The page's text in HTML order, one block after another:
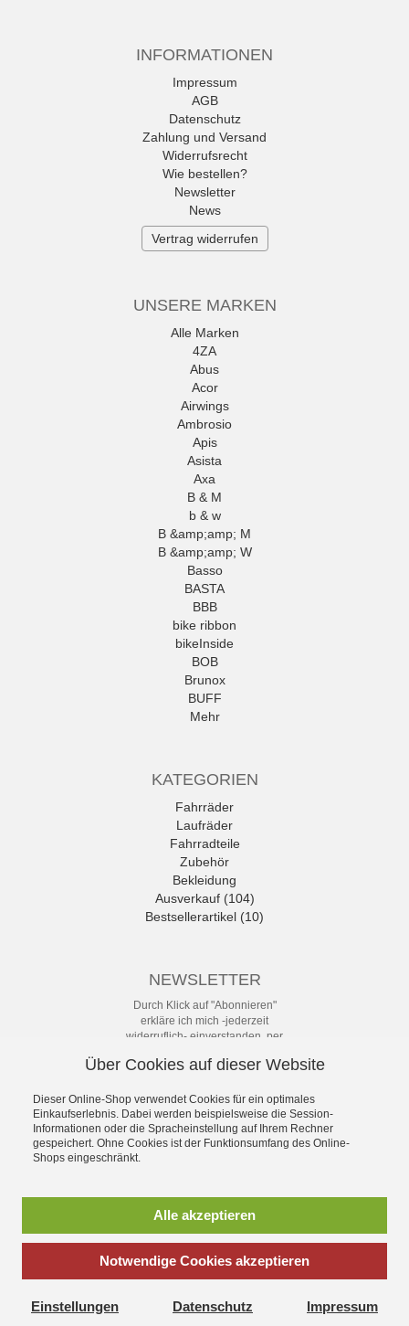
INFORMATIONEN
Impressum
AGB
Datenschutz
Zahlung und Versand
Widerrufsrecht
Wie bestellen?
Newsletter
News
Vertrag widerrufen
UNSERE MARKEN
Alle Marken
4ZA
Abus
Acor
Airwings
Ambrosio
Apis
Asista
Axa
B & M
b & w
B &amp;amp; M
B &amp;amp; W
Basso
BASTA
BBB
bike ribbon
bikeInside
BOB
Brunox
BUFF
Mehr
KATEGORIEN
Fahrräder
Laufräder
Fahrradteile
Zubehör
Bekleidung
Ausverkauf (104)
Bestsellerartikel (10)
NEWSLETTER
Durch Klick auf "Abonnieren"
erkläre ich mich -jederzeit
widerruflich- einverstanden, per
Abständen über Angebote und
Datenschutzerklärung mit weiteren
Details habe ich zur Kenntnis
genommen.
Abonnieren
*inkl. MwSt., zzgl.Versandkosten
Über Cookies auf dieser Website
Dieser Online-Shop verwendet Cookies für ein optimales
Einkaufserlebnis. Dabei werden beispielsweise die Session-
Informationen oder die Spracheinstellung auf Ihrem Rechner
gespeichert. Ohne Cookies ist der Funktionsumfang des Online-
Shops eingeschränkt.
Alle akzeptieren
Notwendige Cookies akzeptieren
Einstellungen Datenschutz Impressum